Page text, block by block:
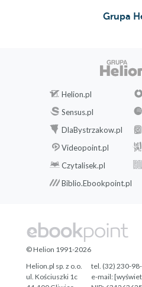
Grupa
Helion.pl
Sensus.pl
DlaBystrzakow.pl
Videopoint.pl
Czytalisek.pl
Biblio.Ebookpoint.pl
© Helion 1991-2026
Helion.pl sp. z o.o.
ul. Kościuszki 1c
tel. (32) 230-
e-mail: